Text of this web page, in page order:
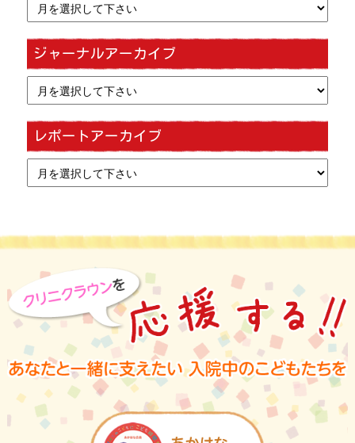
ジャーナルアーカイブ
レポートアーカイブ